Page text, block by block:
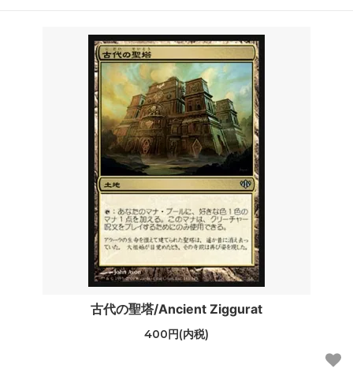
古代の聖塔/Ancient Ziggurat
400円(内税)